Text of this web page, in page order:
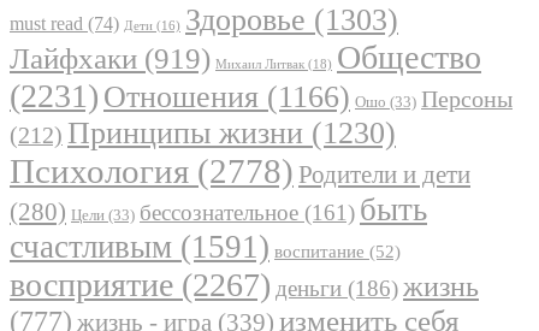
must read (74) Дети (16) Здоровье (1303)
Лайфхаки (919) Михаил Литвак (18) Общество
(2231) Отношения (1166) Ошо (33) Персоны
(212) Принципы жизни (1230)
Психология (2778) Родители и дети
(280) Цели (33) бессознательное (161) быть
счастливым (1591) воспитание (52)
восприятие (2267) деньги (186)жизнь
(777) жизнь - игра (339) изменить себя